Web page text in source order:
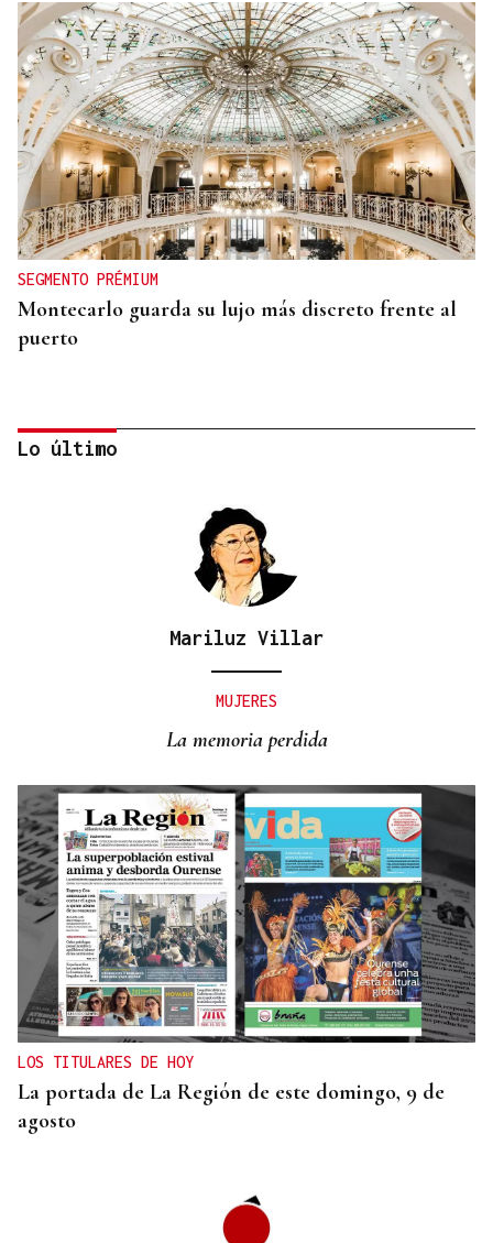
SEGMENTO PRÉMIUM
Montecarlo guarda su lujo más discreto frente al
puerto
Phuket refugia el lujo en villas privadas frente al
Lo último
Mariluz Villar
MUJERES
La memoria perdida
LOS TITULARES DE HOY
La portada de La Región de este domingo, 9 de
agosto